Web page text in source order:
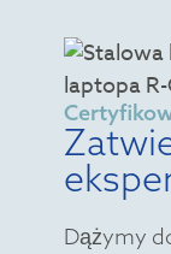
Dążymy